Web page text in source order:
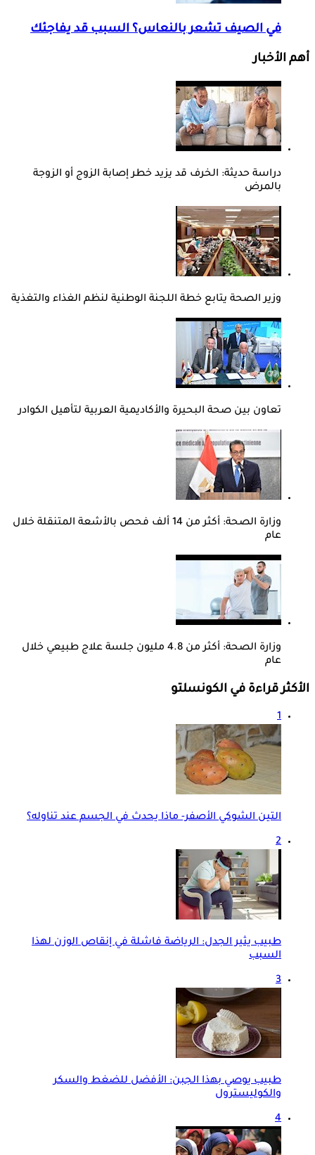
في الصيف تشعر بالنعاس؟ السبب قد يفاجئك
أهم الأخبار
دراسة حديثة: الخرف قد يزيد خطر إصابة الزوج أو الزوجة
بالمرض
وزير الصحة يتابع خطة اللجنة الوطنية لنظم الغذاء والتغذية
تعاون بين صحة البحيرة والأكاديمية العربية لتأهيل الكوادر
وزارة الصحة: أكثر من 14 ألف فحص بالأشعة المتنقلة خلال
عام
وزارة الصحة: أكثر من 4.8 مليون جلسة علاج طبيعي خلال
عام
الأكثر قراءة في الكونسلتو
1
التين الشوكي الأصفر- ماذا يحدث في الجسم عند تناوله؟
2
طبيب يثير الجدل: الرياضة فاشلة في إنقاص الوزن لهذا
السبب
3
طبيب يوصي بهذا الجبن: الأفضل للضغط والسكر
والكوليسترول
4